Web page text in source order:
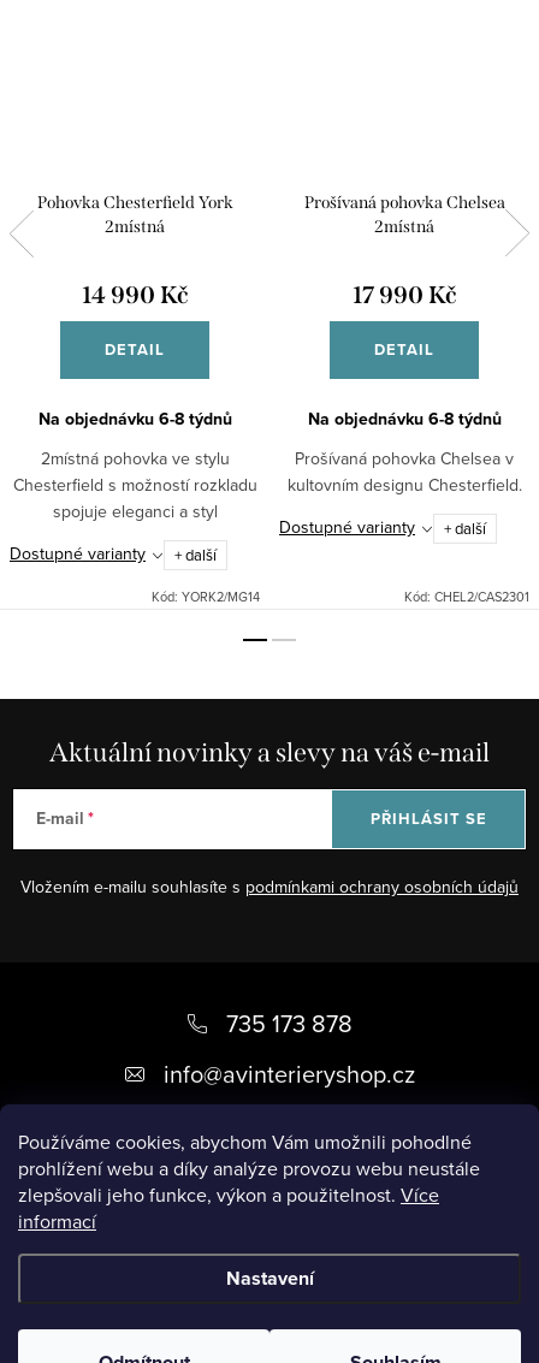
Používáme cookies, abychom Vám umožnili pohodlné
prohlížení webu a díky analýze provozu webu neustále
zlepšovali jeho funkce, výkon a použitelnost. Více
informací
Nastavení
Pohovka Chesterfield York
2místná
14 990 Kč
DETAIL
Na objednávku 6-8 týdnů
2místná pohovka ve stylu
Chesterfield s možností rozkladu
spojuje eleganci a styl
Dostupné varianty
+ další
Kód: YORK2/MG14
Prošívaná pohovka Chelsea
2místná
17 990 Kč
DETAIL
Na objednávku 6-8 týdnů
Prošívaná pohovka Chelsea v
kultovním designu Chesterfield.
Dostupné varianty
+ další
Kód: CHEL2/CAS2301
Aktuální novinky a slevy na váš e-mail
E-mail
Vložením e-mailu souhlasíte s podmínkami ochrany osobních údajů
PŘIHLÁSIT SE
a
735 173 878
info@avinterieryshop.cz
Užitečné informace
Copyright 2026AV Interiéry. Všechna práva vyhrazena.